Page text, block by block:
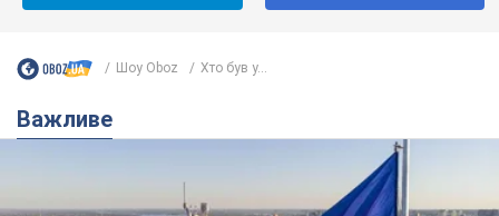
Шоу Oboz Хто був у...
Важливе